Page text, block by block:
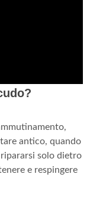
antico, quando
solo dietro
e respingere